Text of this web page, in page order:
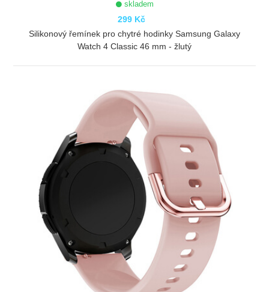
skladem
299 Kč
Silikonový řemínek pro chytré hodinky Samsung Galaxy
Watch 4 Classic 46 mm - žlutý